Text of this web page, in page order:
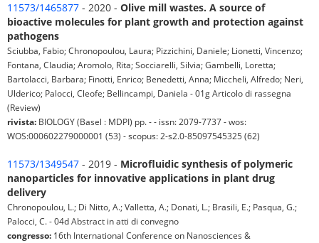
11573/1465877 - 2020 - Olive mill wastes. A source of
bioactive molecules for plant growth and protection against
pathogens
Sciubba, Fabio; Chronopoulou, Laura; Pizzichini, Daniele; Lionetti, Vincenzo;
Fontana, Claudia; Aromolo, Rita; Socciarelli, Silvia; Gambelli, Loretta;
Bartolacci, Barbara; Finotti, Enrico; Benedetti, Anna; Miccheli, Alfredo; Neri,
Ulderico; Palocci, Cleofe; Bellincampi, Daniela - 01g Articolo di rassegna
(Review)
rivista: BIOLOGY (Basel : MDPI) pp. - - issn: 2079-7737 - wos:
WOS:000602279000001 (53) - scopus: 2-s2.0-85097545325 (62)
11573/1349547 - 2019 - Microfluidic synthesis of polymeric
nanoparticles for innovative applications in plant drug
delivery
Chronopoulou, L.; Di Nitto, A.; Valletta, A.; Donati, L.; Brasili, E.; Pasqua, G.;
Palocci, C. - 04d Abstract in atti di convegno
congresso: 16th International Conference on Nanosciences &